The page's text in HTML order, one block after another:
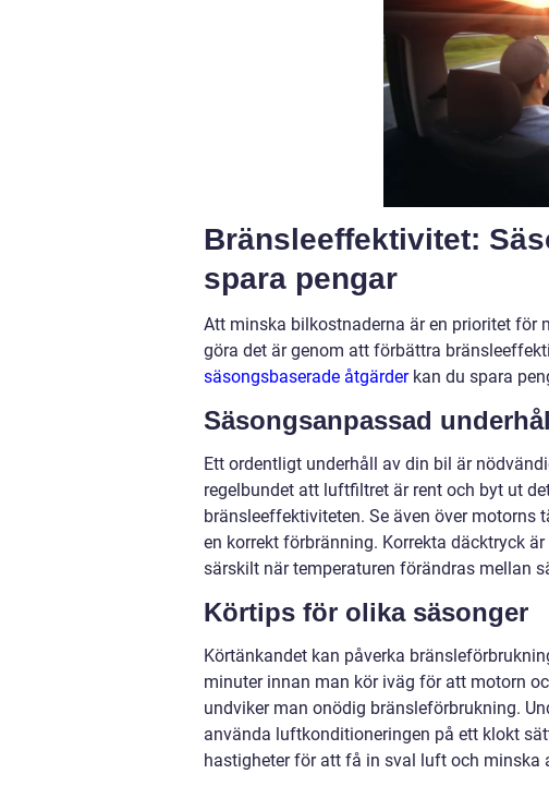
Bränsleeffektivitet:
spara pengar
Att minska bilkostnaderna är en prioritet för
göra det är genom att förbättra
säsongsbaserade åtgärderkan du spara
Säsongsanpassad
Ett ordentligt underhåll av din bil är
regelbundet att luftfiltret är rent och byt ut
bränsleeffektiviteten. Se även över
en korrekt förbränning. Korrekta däcktryck
särskilt när temperaturen förändras mellan
Körtips för olika säsonger
Körtänkandet kan påverka
minuter innan man kör iväg för att motorn
undviker man onödig bränsleförbrukning.
använda luftkonditioneringen på ett klokt
hastigheter för att få in sval luft och